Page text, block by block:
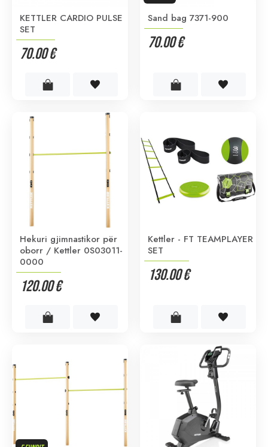
KETTLER CARDIO PULSE
SET
70.00 €
Sand bag 7371-900
70.00 €
Hekuri gjimnastikor për
oborr / Kettler 0S03011-
0000
120.00 €
Kettler - FT TEAMPLAYER
SET
130.00 €